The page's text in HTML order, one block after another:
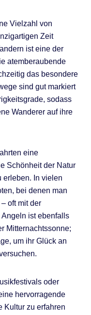
Vielzahl von
Zeit
ist eine der
atemberaubende
das besondere
sind gut markiert
sodass
Wanderer auf ihre
eine
Schönheit der Natur
erleben. In vielen
bei denen man
oft mit der
ist ebenfalls
Mitternachtssonne;
um ihr Glück an
oder
hervorragende
Kultur zu erfahren